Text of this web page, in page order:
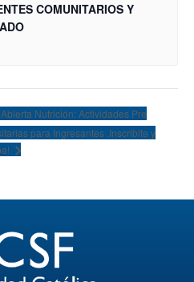
COMUNITARIOS Y
Nutrición: Actividades Pre
para Ingresantes .Inscribite y